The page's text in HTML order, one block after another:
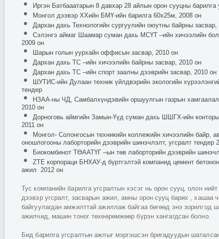
Иргэн Батбааатарын 8 давхар 28 айлын орон сууцны барилга
Монгол дээвэр ХХийн БМҮ-ийн барилга 60х25м, 2008 он
Дархан дахь Технологийн сургуулийн оюутны байрны засвар,
Сэлэнгэ аймаг Шаамар суман дахь МСҮТ –ийн хичээлийн
2009 он
Шарын голын уурхайн оффисын засвар, 2010 он
Дархан дахь ТС –ийн хичээлийн байрны засвар, 2010 он
Дархан дахь ТС –ийн спорт заалны дээврийн засвар, 2010 он
ШУТИС-ийн Дулаан техник үйлдвэрийн экологийн
тендер
НЗАА-ны ЧД, Самбалхүндэвийн оршуулгын газрын
2010 он
Дорноговь аймгийн Замын-Үүд суман дахь ШШГХ-ийн
2011 он
Монгол- Солонгосын техникийн коллежийн хичээлийн байр,
оношлогооны лаборторийн дээврийн шинэчлэлт, угсралт тендер
Биокомбинот ТӨААТҮГ –ын төв лаборторийн дээврийн
ZTE корпораци БНХАУ-д бүртгэлтэй компанид цемент
ажил 2012 он
Тус компанийн барилга угсралтын хэсэг нь орон сууц, олон
дээвэр угсралт, засварын ажил, амны орон сууц барих , хашаа
байгуулагдан амжилттай ажиллаж байгаа бөгөөд энэ зорилгод
ажилчид, машин тоног төхөөрөмжөөр бүрэн хангагдсан болно.
Бид барилга угсралтын ажлыг мэргэшсэн бригадуудын